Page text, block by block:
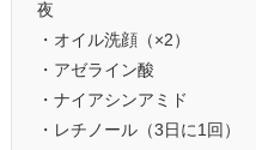
夜
・オイル洗顔（×2）
・アゼライン酸
・ナイアシンアミド
・レチノール（3日に1回）